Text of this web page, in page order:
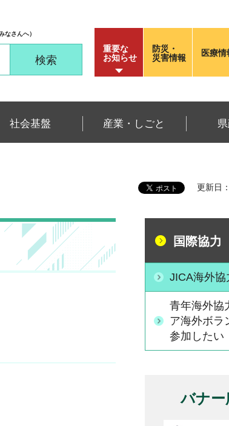
なさんへ）
重要な
お知らせ
防災・
災害情報
医療情
社会基盤 産業・しごと
更新日
国際協力
JICA海外協
青年海外協
ア海外ボラ
参加したい
バナー